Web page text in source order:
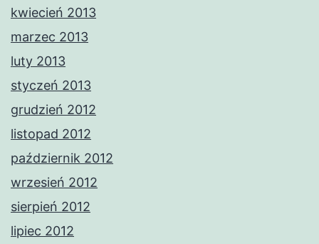
kwiecień 2013
marzec 2013
luty 2013
styczeń 2013
grudzień 2012
listopad 2012
październik 2012
wrzesień 2012
sierpień 2012
lipiec 2012